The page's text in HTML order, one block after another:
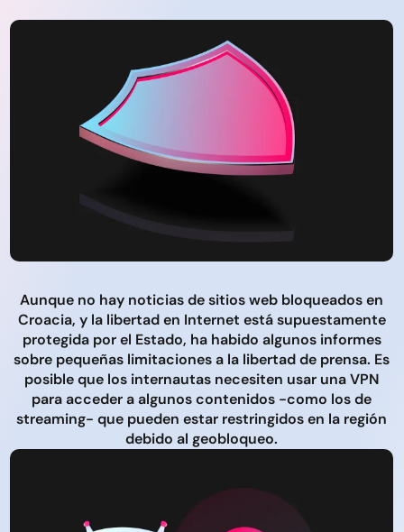
Aunque no hay noticias de sitios web bloqueados en
Croacia, y la libertad en Internet está supuestamente
protegida por el Estado, ha habido algunos informes
sobre pequeñas limitaciones a la libertad de prensa. Es
posible que los internautas necesiten usar una VPN
para acceder a algunos contenidos -como los de
streaming- que pueden estar restringidos en la región
debido al geobloqueo.